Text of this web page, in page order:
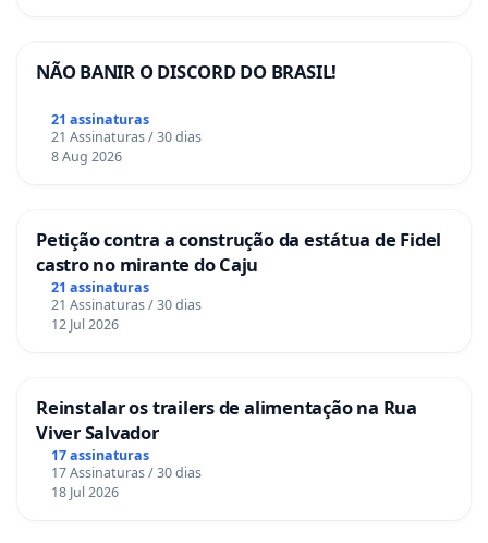
NÃO BANIR O DISCORD DO BRASIL!
21 assinaturas
21 Assinaturas / 30 dias
8 Aug 2026
Petição contra a construção da estátua de Fidel
castro no mirante do Caju
21 assinaturas
21 Assinaturas / 30 dias
12 Jul 2026
Reinstalar os trailers de alimentação na Rua
Viver Salvador
17 assinaturas
17 Assinaturas / 30 dias
18 Jul 2026